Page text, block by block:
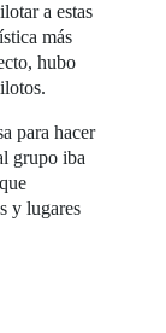
a estas
más
hubo
para hacer
grupo iba
y lugares